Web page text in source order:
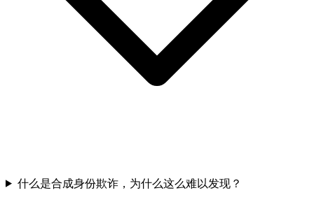
什么是合成身份欺诈，为什么这么难以发现？